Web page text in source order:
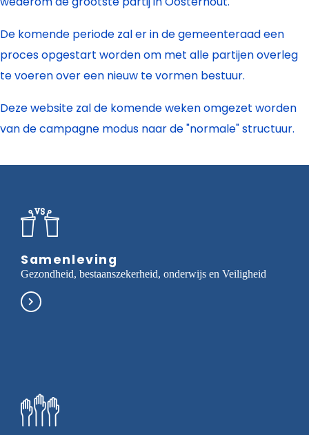
De komende periode zal er in de gemeenteraad een
proces opgestart worden om met alle partijen overleg
te voeren over een nieuw te vormen bestuur.
Deze website zal de komende weken omgezet worden
van de campagne modus naar de "normale" structuur.
Samenleving
Gezondheid, bestaanszekerheid, onderwijs en Veiligheid